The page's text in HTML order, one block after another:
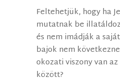
Feltehetjük, hogy ha
mutatnak be
és nem imádják a
bajok nem
okozati viszony van
között?